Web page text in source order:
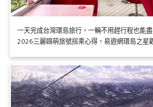
一天完成台灣環島旅行，一輛不用趕行程也能
2026三麗鷗萌旅號搭乘心得，易遊網環島之星